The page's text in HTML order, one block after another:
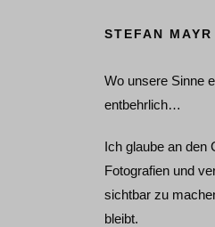
STEFAN MAYR
Wo unsere Sinne
entbehrlich…
Ich glaube an den
Fotografien und
sichtbar zu
bleibt.